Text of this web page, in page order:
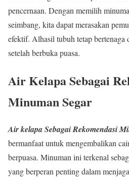
pencernaan. Dengan memilih
seimbang, kita dapat merasakan
efektif. Alhasil tubuh tetap bertenaga
setelah berbuka puasa.
Air Kelapa Sebagai
Minuman Segar
Air kelapa Sebagai Rekomendasi
bermanfaat untuk mengembalikan
berpuasa. Minuman ini terkenal
yang berperan penting dalam